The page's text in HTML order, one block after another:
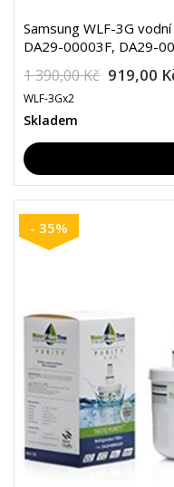
Samsung WLF-3G
DA29-00003F, DA29-
1 390,00 Kč 919,00
WLF-3Gx2
Skladem
- 35%